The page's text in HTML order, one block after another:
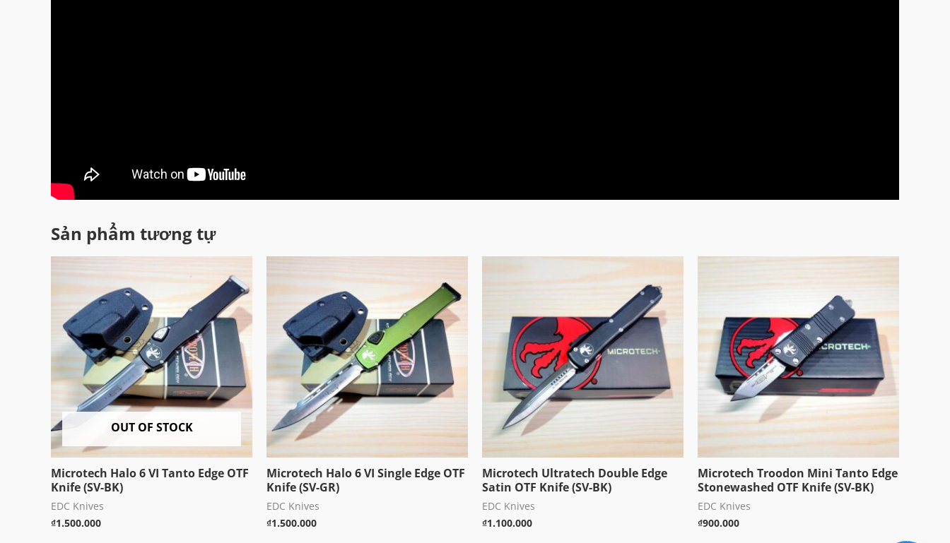
Sản phẩm tương tự
OUT OF STOCK
Microtech Halo 6 VI Tanto Edge OTF
Knife (SV-BK)
EDC Knives
₫1.500.000
Microtech Halo 6 VI Single Edge OTF
Knife (SV-GR)
EDC Knives
₫1.500.000
Microtech Ultratech Double Edge
Satin OTF Knife (SV-BK)
EDC Knives
₫1.100.000
Microtech Troodon Mini Tanto Edge
Stonewashed OTF Knife (SV-BK)
EDC Knives
₫900.000